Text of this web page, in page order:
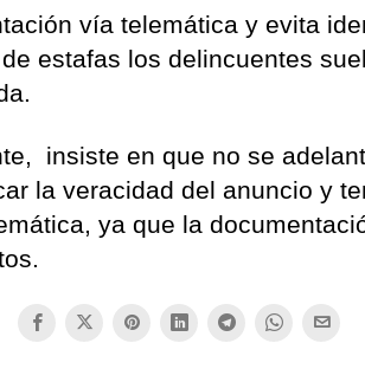
vía telemática y evita
estafas los delincuentes
insiste en que no se
la veracidad del anuncio y
ya que la